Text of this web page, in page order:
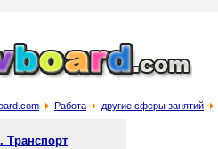
Работа другие сферы занятий
Транспорт